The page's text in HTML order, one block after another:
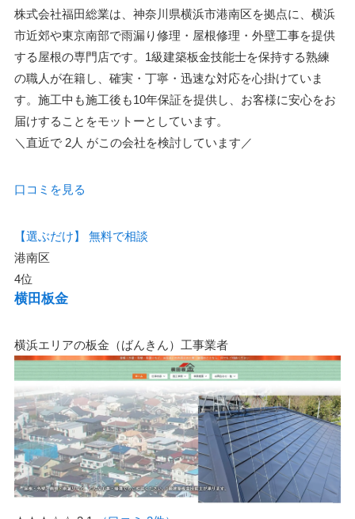
株式会社福田総業は、神奈川県横浜市港南区を拠点に、横浜
市近郊や東京南部で雨漏り修理・屋根修理・外壁工事を提供
する屋根の専門店です。1級建築板金技能士を保持する熟練
の職人が在籍し、確実・丁寧・迅速な対応を心掛けていま
す。施工中も施工後も10年保証を提供し、お客様に安心をお
届けすることをモットーとしています。
＼直近で 2人 がこの会社を検討しています／
口コミを見る
【選ぶだけ】
無料で相談
港南区
4位
横田板金
横浜エリアの板金（ばんきん）工事業者